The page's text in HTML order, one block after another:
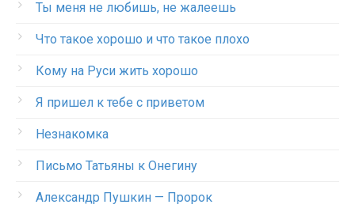
Ты меня не любишь, не жалеешь
Что такое хорошо и что такое плохо
Кому на Руси жить хорошо
Я пришел к тебе с приветом
Незнакомка
Письмо Татьяны к Онегину
Александр Пушкин — Пророк